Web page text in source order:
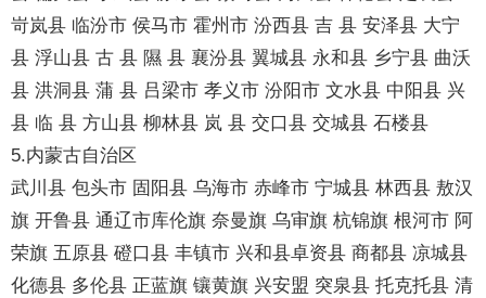
岢岚县 临汾市 侯马市 霍州市 汾西县 吉 县 安泽县 大宁
县 浮山县 古 县 隰 县 襄汾县 翼城县 永和县 乡宁县 曲沃
县 洪洞县 蒲 县 吕梁市 孝义市 汾阳市 文水县 中阳县 兴
县 临 县 方山县 柳林县 岚 县 交口县 交城县 石楼县
5.内蒙古自治区
武川县 包头市 固阳县 乌海市 赤峰市 宁城县 林西县 敖汉
旗 开鲁县 通辽市库伦旗 奈曼旗 乌审旗 杭锦旗 根河市 阿
荣旗 五原县 磴口县 丰镇市 兴和县卓资县 商都县 凉城县
化德县 多伦县 正蓝旗 镶黄旗 兴安盟 突泉县 托克托县 清